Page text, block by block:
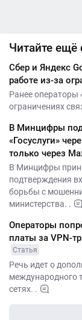
Читайте ещё
Сбер и Яндекс
работе из-за
Ранее операторы
ограничениях
В Минцифры
«Госуслуги»
только через
В Минцифры
подтверждения
борьбы с
министерства. .
Операторы
платы за VPN-
Статья
Речь идет о
международного
сетях. .